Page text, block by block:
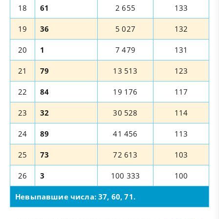
Невыпавшие числа: 37, 60, 71.
18 61 2 655 133
19 36 5 027 132
20 1 7 479 131
21 79 13 513 123
22 84 19 176 117
23 32 30 528 114
24 89 41 456 113
25 73 72 613 103
26 3 100 333 100